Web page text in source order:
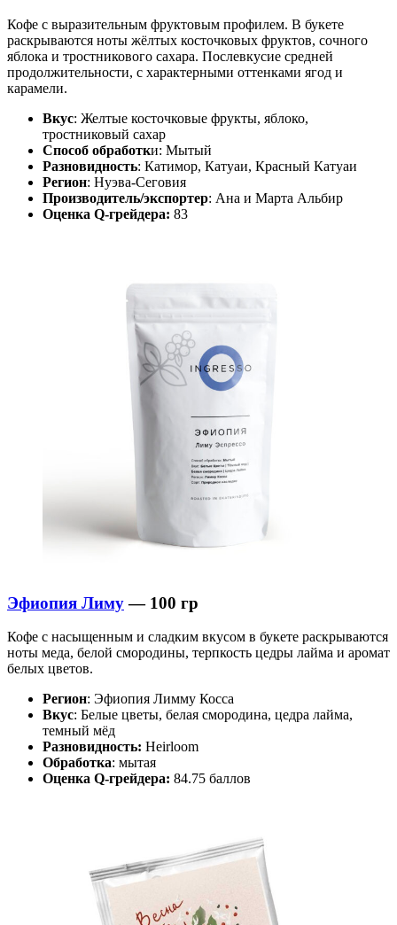
Кофе с выразительным фруктовым профилем. В букете
раскрываются ноты жёлтых косточковых фруктов, сочного
яблока и тростникового сахара. Послевкусие средней
продолжительности, с характерными оттенками ягод и
карамели.
Вкус: Желтые косточковые фрукты, яблоко,
тростниковый сахар
Способ обработки: Мытый
Разновидность: Катимор, Катуаи, Красный Катуаи
Регион: Нуэва-Сеговия
Производитель/экспортер: Ана и Марта Альбир
Оценка Q-грейдера: 83
Эфиопия Лиму— 100 гр
Кофе с насыщенным и сладким вкусом в букете раскрываются
ноты меда, белой смородины, терпкость цедры лайма и аромат
белых цветов.
Регион: Эфиопия Лимму Косса
Вкус: Белые цветы, белая смородина, цедра лайма,
темный мёд
Разновидность: Heirloom
Обработка: мытая
Оценка Q-грейдера: 84.75 баллов